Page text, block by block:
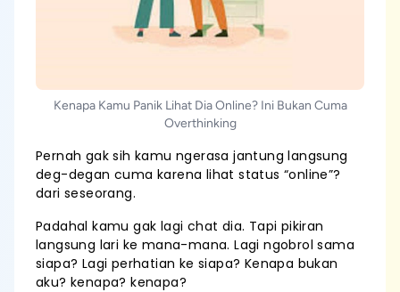
Kenapa Kamu Panik Lihat Dia Online? Ini Bukan Cuma
Overthinking
Pernah gak sih kamu ngerasa jantung langsung
deg-degan cuma karena lihat status “online”?
dari seseorang.
Padahal kamu gak lagi chat dia. Tapi pikiran
langsung lari ke mana-mana. Lagi ngobrol sama
siapa? Lagi perhatian ke siapa? Kenapa bukan
aku? kenapa? kenapa?